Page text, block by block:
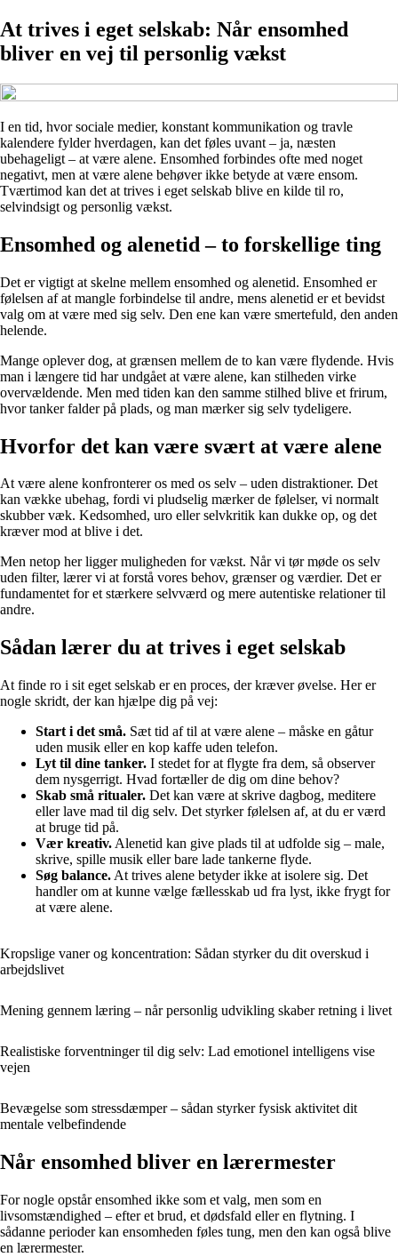
At trives i eget selskab: Når ensomhed
bliver en vej til personlig vækst
I en tid, hvor sociale medier, konstant kommunikation og travle
kalendere fylder hverdagen, kan det føles uvant – ja, næsten
ubehageligt – at være alene. Ensomhed forbindes ofte med noget
negativt, men at være alene behøver ikke betyde at være ensom.
Tværtimod kan det at trives i eget selskab blive en kilde til ro,
selvindsigt og personlig vækst.
Ensomhed og alenetid – to forskellige ting
Det er vigtigt at skelne mellem ensomhed og alenetid. Ensomhed er
følelsen af at mangle forbindelse til andre, mens alenetid er et bevidst
valg om at være med sig selv. Den ene kan være smertefuld, den anden
helende.
Mange oplever dog, at grænsen mellem de to kan være flydende. Hvis
man i længere tid har undgået at være alene, kan stilheden virke
overvældende. Men med tiden kan den samme stilhed blive et frirum,
hvor tanker falder på plads, og man mærker sig selv tydeligere.
Hvorfor det kan være svært at være alene
At være alene konfronterer os med os selv – uden distraktioner. Det
kan vække ubehag, fordi vi pludselig mærker de følelser, vi normalt
skubber væk. Kedsomhed, uro eller selvkritik kan dukke op, og det
kræver mod at blive i det.
Men netop her ligger muligheden for vækst. Når vi tør møde os selv
uden filter, lærer vi at forstå vores behov, grænser og værdier. Det er
fundamentet for et stærkere selvværd og mere autentiske relationer til
andre.
Sådan lærer du at trives i eget selskab
At finde ro i sit eget selskab er en proces, der kræver øvelse. Her er
nogle skridt, der kan hjælpe dig på vej:
Start i det små. Sæt tid af til at være alene – måske en gåtur
uden musik eller en kop kaffe uden telefon.
Lyt til dine tanker. I stedet for at flygte fra dem, så observer
dem nysgerrigt. Hvad fortæller de dig om dine behov?
Skab små ritualer. Det kan være at skrive dagbog, meditere
eller lave mad til dig selv. Det styrker følelsen af, at du er værd
at bruge tid på.
Vær kreativ. Alenetid kan give plads til at udfolde sig – male,
skrive, spille musik eller bare lade tankerne flyde.
Søg balance. At trives alene betyder ikke at isolere sig. Det
handler om at kunne vælge fællesskab ud fra lyst, ikke frygt for
at være alene.
Kropslige vaner og koncentration: Sådan styrker du dit overskud i
arbejdslivet
Mening gennem læring – når personlig udvikling skaber retning i livet
Realistiske forventninger til dig selv: Lad emotionel intelligens vise
vejen
Bevægelse som stressdæmper – sådan styrker fysisk aktivitet dit
mentale velbefindende
Når ensomhed bliver en lærermester
For nogle opstår ensomhed ikke som et valg, men som en
livsomstændighed – efter et brud, et dødsfald eller en flytning. I
sådanne perioder kan ensomheden føles tung, men den kan også blive
en lærermester.